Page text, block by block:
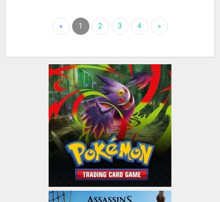
« 1 2 3 4 »